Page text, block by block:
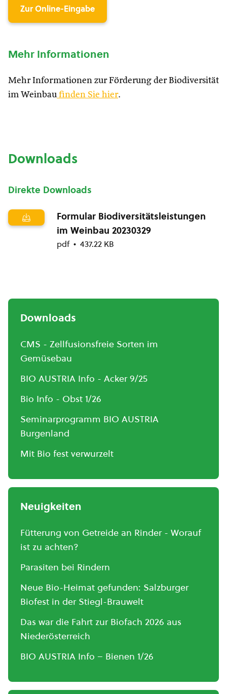
Zur Online-Eingabe
Mehr Informationen
Mehr Informationen zur Förderung der Biodiversität
im Weinbaufinden Sie hier.
Downloads
Direkte Downloads
Formular Biodiversitätsleistungen
im Weinbau 20230329
pdf 437.22 KB
Downloads
CMS - Zellfusionsfreie Sorten im
Gemüsebau
BIO AUSTRIA Info - Acker 9/25
Bio Info - Obst 1/26
Seminarprogramm BIO AUSTRIA
Burgenland
Mit Bio fest verwurzelt
Neuigkeiten
Fütterung von Getreide an Rinder - Worauf
ist zu achten?
Parasiten bei Rindern
Neue Bio-Heimat gefunden: Salzburger
Biofest in der Stiegl-Brauwelt
Das war die Fahrt zur Biofach 2026 aus
Niederösterreich
BIO AUSTRIA Info – Bienen 1/26